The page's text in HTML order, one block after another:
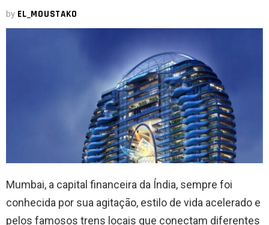
by EL_MOUSTAKO
Mumbai, a capital financeira da Índia, sempre foi
conhecida por sua agitação, estilo de vida acelerado e
pelos famosos trens locais que conectam diferentes